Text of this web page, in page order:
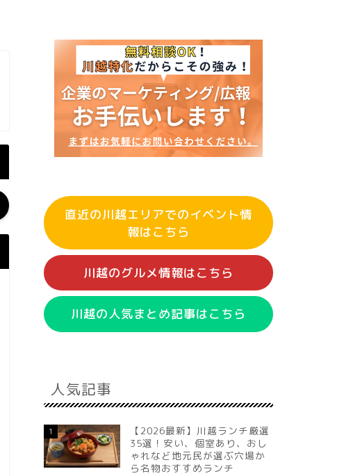
直近の川越エリアでのイベント情
報はこちら
川越のグルメ情報はこちら
川越の人気まとめ記事はこちら
人気記事
1
【2026最新】川越ランチ厳選
35選！安い、個室あり、おし
ゃれなど地元民が選ぶ穴場か
ら名物おすすめランチ